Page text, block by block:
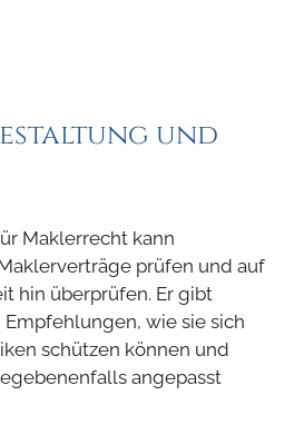
und
Maklerrecht kann
prüfen und auf
hin überprüfen. Er gibt
wie sie sich
schützen können und
angepasst